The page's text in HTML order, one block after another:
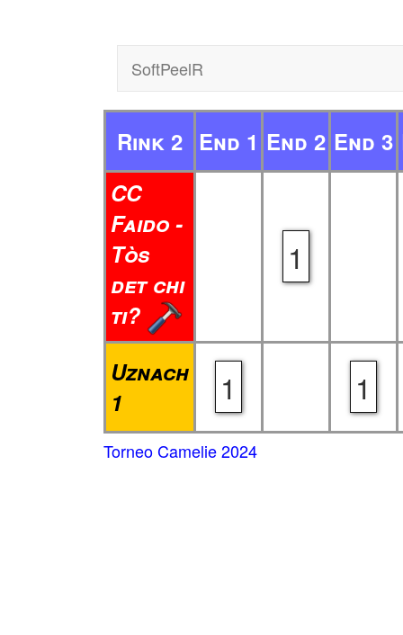
SoftPeelR
Rink 2 End 1 End 2 End 3
CC
Faido -
Tòs
det chi
ti?
1
Uznach
1
1 1
Torneo Camelie 2024